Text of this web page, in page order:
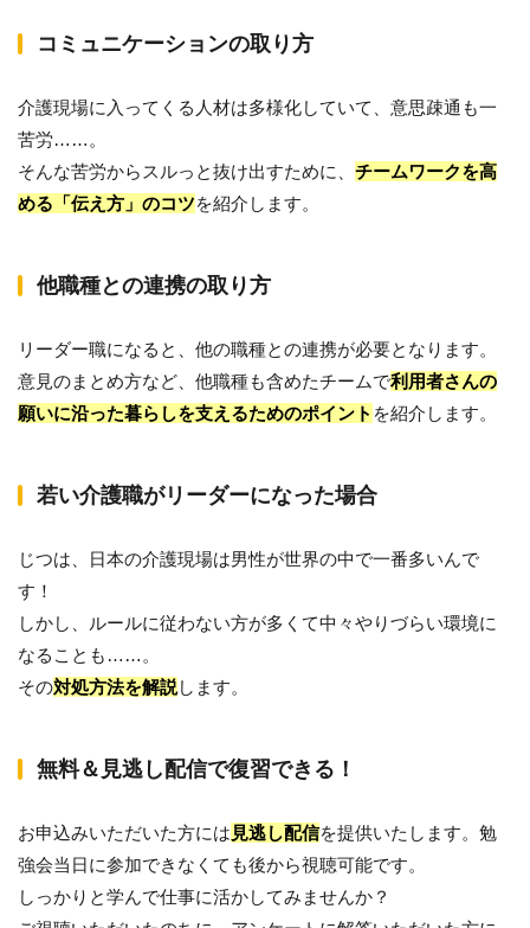
コミュニケーションの取り方
介護現場に入ってくる人材は多様化していて、意思疎通も一
苦労……。
そんな苦労からスルっと抜け出すために、 チームワークを高
める「伝え方」のコツを紹介します。
他職種との連携の取り方
リーダー職になると、他の職種との連携が必要となります。
意見のまとめ方など、他職種も含めたチームで利用者さんの
願いに沿った暮らしを支えるためのポイント を紹介します。
若い介護職がリーダーになった場合
じつは、日本の介護現場は男性が世界の中で一番多いんで
す！
しかし、ルールに従わない方が多くて中々やりづらい環境に
なることも……。
その対処方法を解説します。
無料＆見逃し配信で復習できる！
お申込みいただいた方には 見逃し配信を提供いたします。勉
強会当日に参加できなくても後から視聴可能です。
しっかりと学んで仕事に活かしてみませんか？